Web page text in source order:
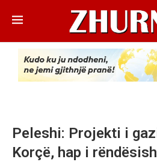
Peleshi: Projekti i
Korçë, hap i